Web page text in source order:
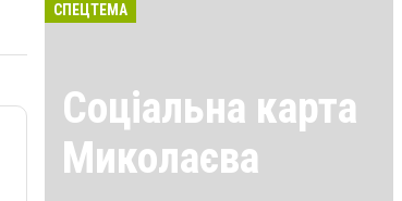
СПЕЦТЕМА
Соціальна карта
Миколаєва